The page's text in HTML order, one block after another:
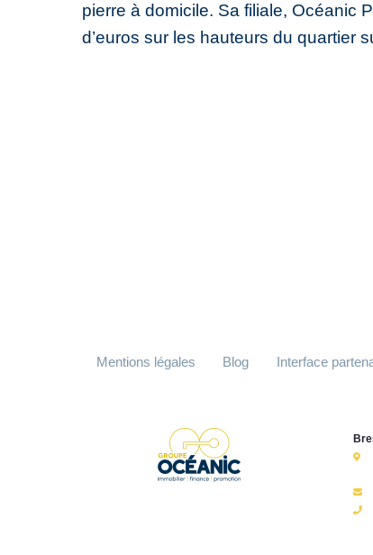
pierre à domicile. Sa filiale, Océanic
d’euros sur les hauteurs du quartier
Mentions légales Blog Interface